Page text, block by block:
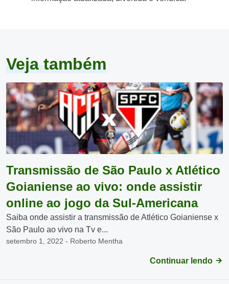
Veja também
Transmissão de São Paulo x Atlético
Goianiense ao vivo: onde assistir
online ao jogo da Sul-Americana
Saiba onde assistir a transmissão de Atlético Goianiense x
São Paulo ao vivo na Tv e...
setembro 1, 2022 - Roberto Mentha
Continuar lendo